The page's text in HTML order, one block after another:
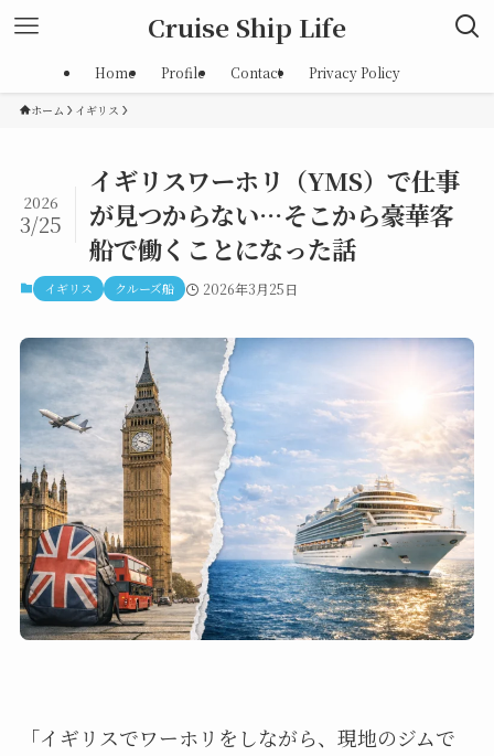
Cruise Ship Life
Home Profile Contact Privacy Policy
ホーム イギリス
イギリスワーホリ（YMS）で仕事
が見つからない…そこから豪華客
船で働くことになった話
2026
3/25
イギリス クルーズ船 2026年3月25日
「イギリスでワーホリをしながら、現地のジムで